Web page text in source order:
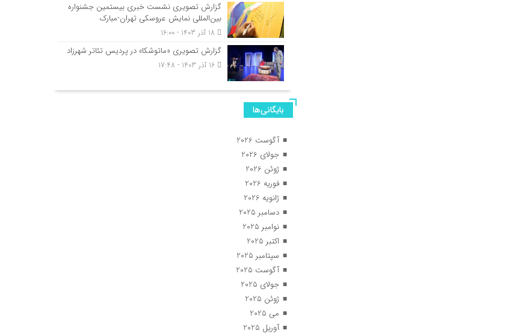
گزارش تصویری نشست خبری بیستمین جشنواره
بین‌المللی نمایش عروسکی تهران-مبارک
گزارش تصویری «ماتوشکا» در پردیس تئاتر شهرزاد
16 آذر 1403 - 17:48
بایگانی‌ها
آگوست 2026
جولای 2026
ژوئن 2026
فوریه 2026
ژانویه 2026
دسامبر 2025
نوامبر 2025
اکتبر 2025
سپتامبر 2025
آگوست 2025
جولای 2025
ژوئن 2025
می 2025
آوریل 2025